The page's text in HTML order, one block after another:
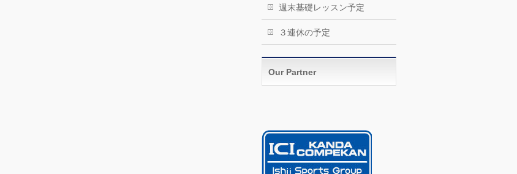
週末基礎レッスン予定
３連休の予定
Our Partner